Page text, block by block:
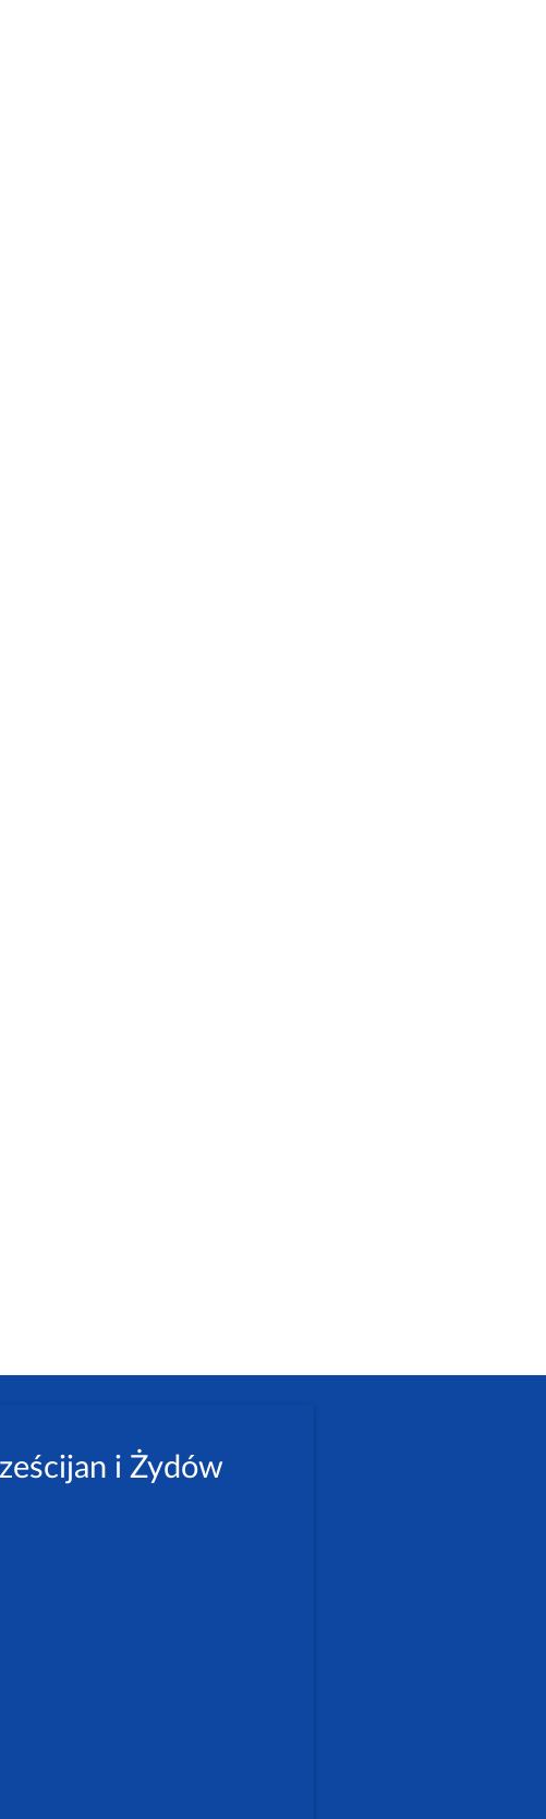
i Żydów